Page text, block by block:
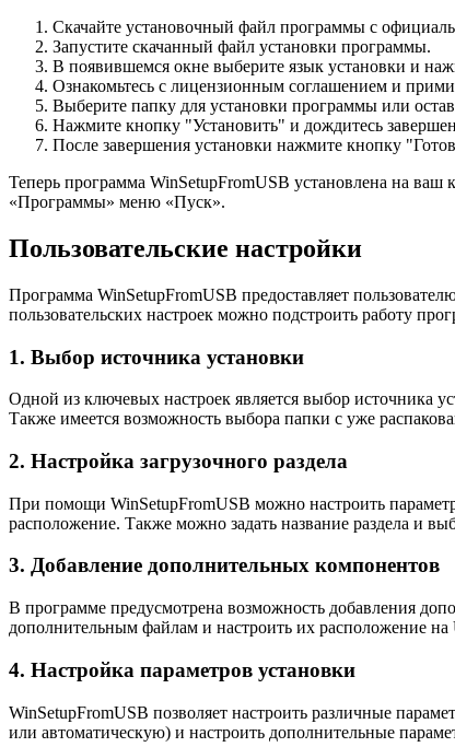
Скачайте установочный файл программы с
Запустите скачанный файл установки программы.
В появившемся окне выберите язык установки и
Ознакомьтесь с лицензионным соглашением и
Выберите папку для установки программы или
Нажмите кнопку "Установить" и дождитесь
После завершения установки нажмите кнопку
Теперь программа WinSetupFromUSB установлена на
«Программы» меню «Пуск».
Пользовательские настройки
Программа WinSetupFromUSB предоставляет
пользовательских настроек можно подстроить работу
1. Выбор источника установки
Одной из ключевых настроек является выбор источника
Также имеется возможность выбора папки с уже
2. Настройка загрузочного раздела
При помощи WinSetupFromUSB можно настроить
расположение. Также можно задать название раздела и
3. Добавление дополнительных компонентов
В программе предусмотрена возможность добавления
дополнительным файлам и настроить их расположение на
4. Настройка параметров установки
WinSetupFromUSB позволяет настроить различные
или автоматическую) и настроить дополнительные